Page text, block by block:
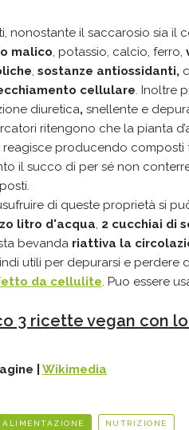
nonostante il saccarosio sia il
malico, potassio, calcio, ferro,
, sostanze antiossidanti,
cellulare. Inoltre
diuretica, snellente e
ritengono che la pianta
reagisce producendo composti
il succo di per sé non
di queste proprietà si
litro d'acqua, 2 cucchiai di
bevanda riattiva la
utili per depurarsi e
da cellulite. Puo essere
3 ricette vegan con
| Wikimedia
ALIMENTAZIONE NUTRIZIONE